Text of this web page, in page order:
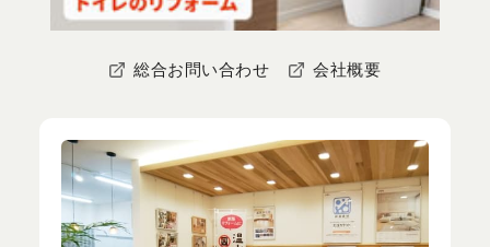
総合お問い合わせ 会社概要